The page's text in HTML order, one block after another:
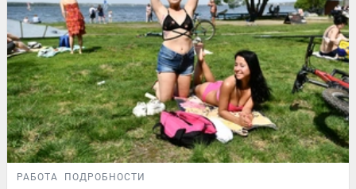
РАБОТА ПОДРОБНОСТИ